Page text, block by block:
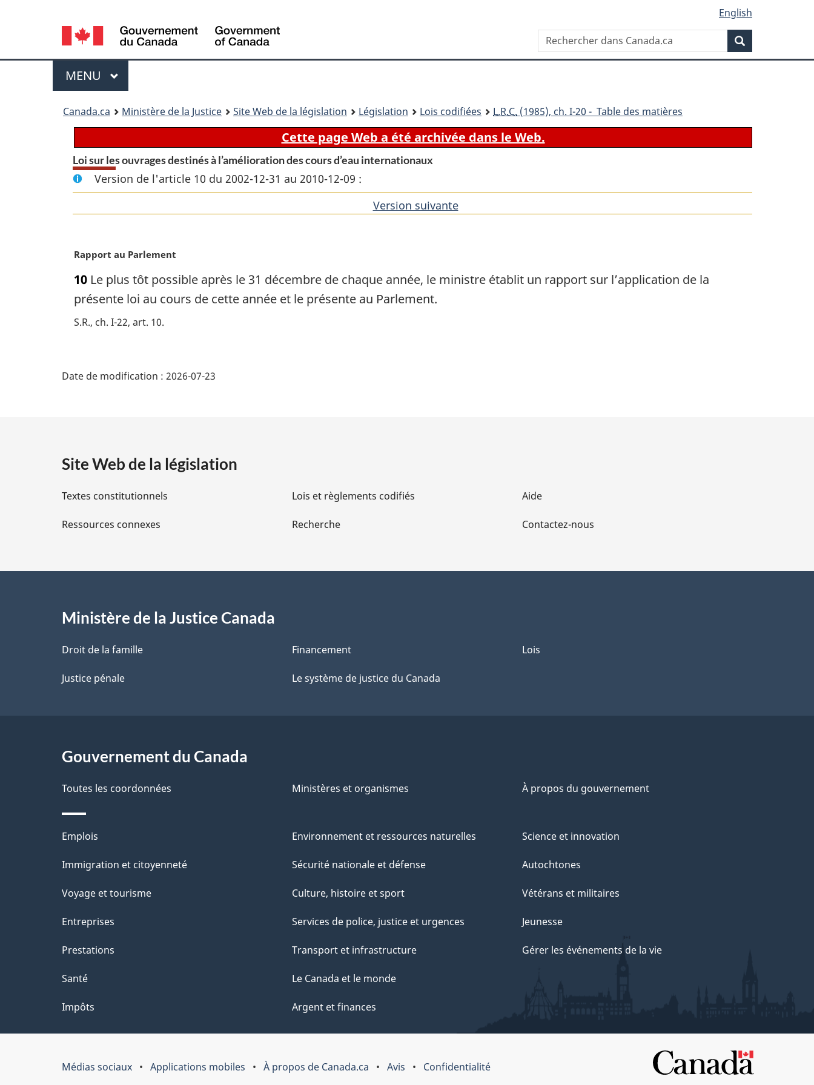
principal
À
site
version
Language
selection
English
Rechercher
dans
Canada.ca
Menu
MENU PRINCIPAL
Canada.ca Ministère de la Justice Site Web de la législation Législation Lois codifiées L.R.C. (1985), ch. I-20 - Table des matières
Cette page Web a été archivée dans le Web.
Loi sur les ouvrages destinés à l’amélioration des cours d’eau internationaux
Version de l'article 10 du 2002-12-31 au 2010-12-09 :
Version suivantede
N
t
e
m
a
n
Rapport au Parlement
10 Le plus tôt possible après le 31 décembre de chaque année, le ministre établit un rapport sur l’application de la
présente loi au cours de cette année et le présente au Parlement.
S.R., ch. I-22, art. 10
i
l
s
l
a
p
e
Date de modification : 2026-07-23
Site Web de la législation
Textes constitutionnels
Ressources connexes
Lois et règlements codifiés
Recherche
Aide
Contactez-nous
Ministère de la Justice Canada
Droit de la famille
Justice pénale
Financement
Le système de justice du Canada
Lois
Gouvernement du Canada
Toutes les coordonnées Ministères et organismes À propos du gouvernement
Thèmes
et
Emplois
Immigration et citoyenneté
Voyage et tourisme
Entreprises
Prestations
Santé
Impôts
Environnement et ressources naturelles
Sécurité nationale et défense
Culture, histoire et sport
Services de police, justice et urgences
Transport et infrastructure
Le Canada et le monde
Argent et finances
Science et innovation
Autochtones
Vétérans et militaires
Jeunesse
Gérer les événements de la vie
Médias sociaux Applications mobiles À propos de Canada.ca Avis Confidentialité